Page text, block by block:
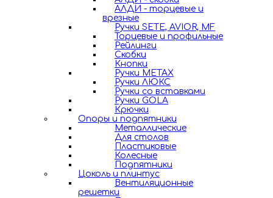
АЛДИ - торцевые и
врезные
Ручки SETE, AVIOR, MF
Торцевые и профильные
Рейлинги
Скобки
Кнопки
Ручки METAX
Ручки ЛЮКС
Ручки со вставками
Ручки GOLA
Крючки
Опоры и подпятники
Металлические
Для столов
Пластиковые
Колесные
Подпятники
Цоколь и плинтус
Вентиляционные
решетки